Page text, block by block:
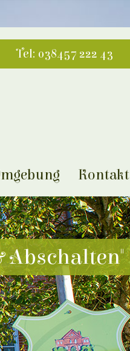
Tel: 038457 222 43
Kontakt
Abschalten"